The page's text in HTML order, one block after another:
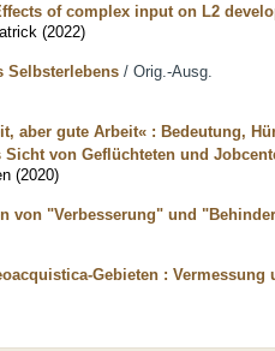
of complex input on L2
(2022)
Selbsterlebens / Orig.-Ausg.
aber gute Arbeit« : Bedeutung,
von Geflüchteten und
(2020)
von "Verbesserung" und
Gebieten :